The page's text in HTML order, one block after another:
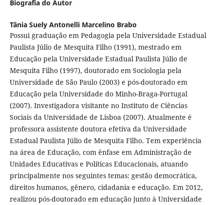
Biografia do Autor
Tânia Suely Antonelli Marcelino Brabo
Possui graduação em Pedagogia pela Universidade Estadual
Paulista Júlio de Mesquita Filho (1991), mestrado em
Educação pela Universidade Estadual Paulista Júlio de
Mesquita Filho (1997), doutorado em Sociologia pela
Universidade de São Paulo (2003) e pós-doutorado em
Educação pela Universidade do Minho-Braga-Portugal
(2007). Investigadora visitante no Instituto de Ciências
Sociais da Universidade de Lisboa (2007). Atualmente é
professora assistente doutora efetiva da Universidade
Estadual Paulista Júlio de Mesquita Filho. Tem experiência
na área de Educação, com ênfase em Administração de
Unidades Educativas e Políticas Educacionais, atuando
principalmente nos seguintes temas: gestão democrática,
direitos humanos, gênero, cidadania e educação. Em 2012,
realizou pós-doutorado em educação junto à Universidade